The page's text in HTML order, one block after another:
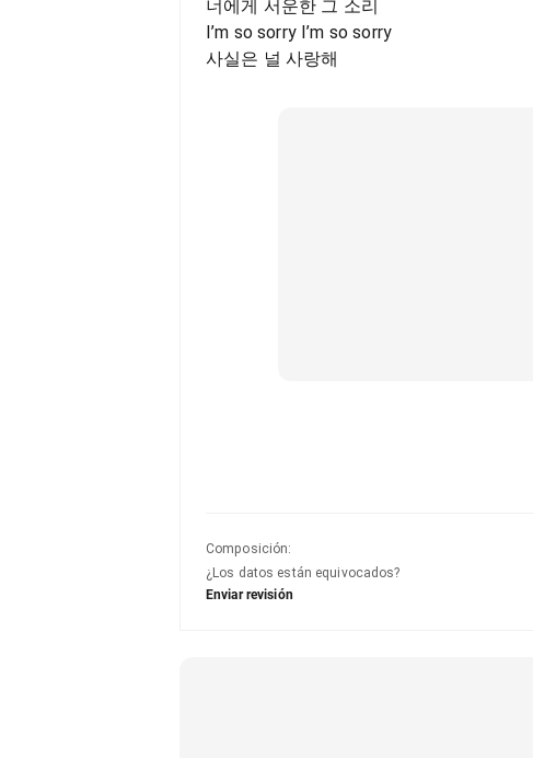
너에게 서운한 그 소리
I’m so sorry I’m so sorry
사실은 널 사랑해
Composición:
¿Los datos están equivocados?
Enviar revisión